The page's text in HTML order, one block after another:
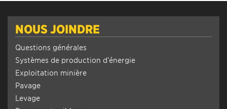
NOUS JOINDRE
Questions générales
Systèmes de production d’énergie
Exploitation minière
Pavage
Levage